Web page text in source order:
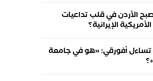
الأردن في قلب تداعيات
الإيرانية؟
تساءل أفورقي: «هو في جامعة